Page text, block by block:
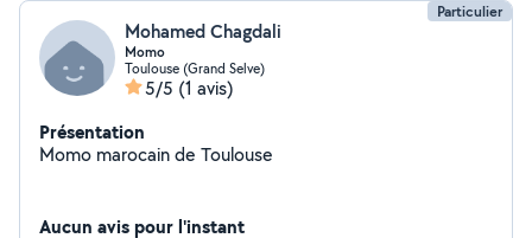
Particulier
Mohamed Chagdali
Momo
Toulouse (Grand Selve)
5/5 (1 avis)
Présentation
Momo marocain de Toulouse
Aucun avis pour l'instant